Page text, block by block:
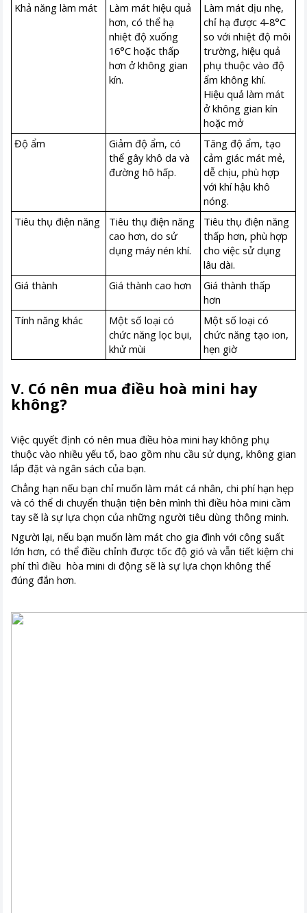
Khả năng làm mát
Làm mát hiệu quả
hơn, có thể hạ
nhiệt độ xuống
16°C hoặc thấp
hơn ở không gian
kín.
Làm mát dịu nhẹ,
chỉ hạ được 4-8°C
so với nhiệt độ môi
trường, hiệu quả
phụ thuộc vào độ
ẩm không khí.
Hiệu quả làm mát
ở không gian kín
hoặc mở
Độ ẩm
Giảm độ ẩm, có
thể gây khô da và
đường hô hấp.
Tăng độ ẩm, tạo
cảm giác mát mẻ,
dễ chịu, phù hợp
với khí hậu khô
nóng.
Tiêu thụ điện năng
Tiêu thụ điện năng
cao hơn, do sử
dụng máy nén khí.
Tiêu thụ điện năng
thấp hơn, phù hợp
cho việc sử dụng
lâu dài.
Giá thành
Giá thành cao hơn
Giá thành thấp
hơn
Tính năng khác
Một số loại có
chức năng lọc bụi,
khử mùi
Một số loại có
chức năng tạo ion,
hẹn giờ
V. Có nên mua điều hoà mini hay
không?
Việc quyết định có nên mua điều hòa mini hay không phụ
thuộc vào nhiều yếu tố, bao gồm nhu cầu sử dụng, không gian
lắp đặt và ngân sách của bạn.
Chẳng hạn nếu bạn chỉ muốn làm mát cá nhân, chi phí hạn hẹp
và có thể di chuyển thuận tiện bên mình thì điều hòa mini cầm
tay sẽ là sự lựa chọn của những người tiêu dùng thông minh.
Người lại, nếu bạn muốn làm mát cho gia đình với công suất
lớn hơn, có thể điều chỉnh được tốc độ gió và vẫn tiết kiệm chi
phí thì điều hòa mini di động sẽ là sự lựa chọn không thể
đúng đắn hơn.